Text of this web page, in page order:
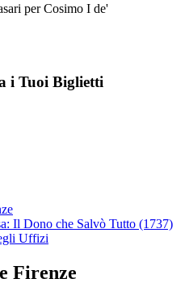
per Cosimo I de'
i Tuoi Biglietti
Il Dono che Salvò Tutto (1737)
Uffizi
Firenze